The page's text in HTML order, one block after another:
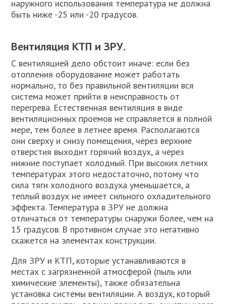
наружного использования температура не должна
быть ниже -25 или -20 градусов.
Вентиляция КТП и ЗРУ.
С вентиляцией дело обстоит иначе: если без
отопления оборудование может работать
нормально, то без правильной вентиляции вся
система может прийти в неисправность от
перегрева. Естественная вентиляция в виде
вентиляционных проемов не справляется в полной
мере, тем более в летнее время. Располагаются
они сверху и снизу помещения, через верхние
отверстия выходит горячий воздух, а через
нижние поступает холодный. При высоких летних
температурах этого недостаточно, потому что
сила тяги холодного воздуха уменьшается, а
теплый воздух не имеет сильного охладительного
эффекта. Температура в ЗРУ не должна
отличаться от температуры снаружи более, чем на
15 градусов. В противном случае это негативно
скажется на элементах конструкции.
Для ЗРУ и КТП, которые устанавливаются в
местах с загрязненной атмосферой (пыль или
химические элементы), также обязательна
установка системы вентиляции. А воздух, который